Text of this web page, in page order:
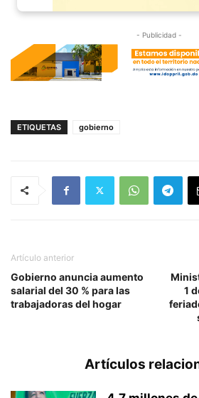
- Publicidad -
ETIQUETAS gobierno
Artículo anterior
Gobierno anuncia aumento
salarial del 30 % para las
trabajadoras del hogar
1
Artículos